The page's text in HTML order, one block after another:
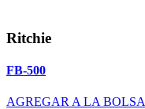
Ritchie
FB-500
AGREGAR A LA BOLSA